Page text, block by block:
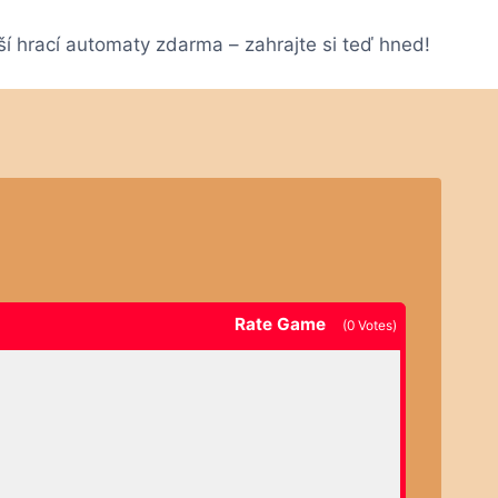
hrací automaty zdarma – zahrajte si teď hned!
Rate Game (0 Votes)